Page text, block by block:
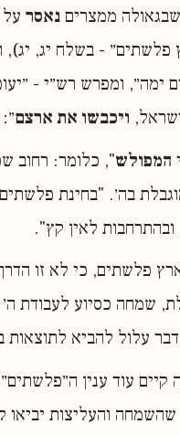
שבגאולה ממצריםנאסר
- בשלח יג, יג),
ימה״, ומפרש רש״י -
ויכבשו את ארצם״׃
המפולש", כלומר: רחוב
בה׳. "בחינת
ובהתרחבות לאין קץ".
פלשתים, כי לא זו
שמחה כסיוע לעבודת
עלול להביא לתוצאות
עוד ענין
והעליצות יביאו